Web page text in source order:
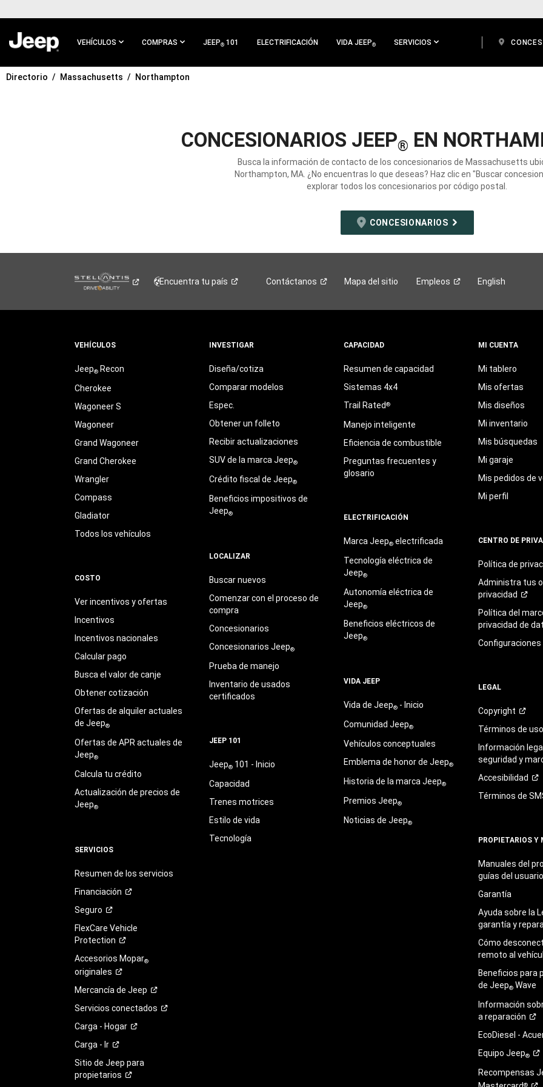
CONTENIDO
VEHÍCULOS COMPRAS JEEP® 101 ELECTRIFICACIÓN VIDA JEEP® SERVICIOS
IR A
Directorio Massachusetts Northampton
CONCESIONARIOS JEEP® EN
Busca la información de contacto de los concesionarios de Massachusetts
Northampton, MA. ¿No encuentras lo que deseas? Haz clic en "Buscar
explorar todos los concesionarios por código postal.
CONCESIONARIOS
Encuentra tu país Contáctanos Mapa del sitio Empleos English
VEHÍCULOS
Jeep®Recon
Cherokee
Wagoneer S
Wagoneer
Grand Wagoneer
Grand Cherokee
Wrangler
Compass
Gladiator
Todos los vehículos
COSTO
Ver incentivos y ofertas
Incentivos
Incentivos nacionales
Calcular pago
Busca el valor de canje
Obtener cotización
Ofertas de alquiler actuales
de Jeep®
Ofertas de APR actuales de
Jeep®
Calcula tu crédito
Actualización de precios de
Jeep®
SERVICIOS
Resumen de los servicios
Financiación
Seguro
FlexCare Vehicle
Protection
Accesorios Mopar®
originales
Mercancía de Jeep
Servicios conectados
Carga - Hogar
Carga - Ir
Sitio de Jeep para
propietarios
INVESTIGAR
Diseña/cotiza
Comparar modelos
Espec.
Obtener un folleto
Recibir actualizaciones
SUV de la marca Jeep®
Crédito fiscal de Jeep®
Beneficios impositivos de
Jeep®
LOCALIZAR
Buscar nuevos
Comenzar con el proceso de
compra
Concesionarios
Concesionarios Jeep®
Prueba de manejo
Inventario de usados
certificados
JEEP 101
Jeep®101 - Inicio
Capacidad
Trenes motrices
Estilo de vida
Tecnología
CAPACIDAD
Resumen de capacidad
Sistemas 4x4
Trail Rated®
Manejo inteligente
Eficiencia de combustible
Preguntas frecuentes y
glosario
ELECTRIFICACIÓN
Marca Jeep®electrificada
Tecnología eléctrica de
Jeep®
Autonomía eléctrica de
Jeep®
Beneficios eléctricos de
Jeep®
VIDA JEEP
Vida de Jeep®- Inicio
Comunidad Jeep®
Vehículos conceptuales
Emblema de honor de Jeep®
Historia de la marca Jeep®
Premios Jeep®
Noticias de Jeep®
MI CUENTA
Mi tablero
Mis ofertas
Mis diseños
Mi inventario
Mis búsquedas
Mi garaje
Mis pedidos de
Mi perfil
CENTRO DE
Política de
Administra tus
privacidad
Política del
privacidad de
Configuraciones
LEGAL
Copyright
Términos deuso
Información
seguridad y
Accesibilidad
Términos de
PROPIETARIOS Y
Manuales del
guías delusuario
Garantía
Ayuda sobre la
garantía y
Cómo
remoto al
Beneficios para
de Jeep® Wave
Información
areparación
EcoDiesel -
Equipo Jeep®
Recompensas
®